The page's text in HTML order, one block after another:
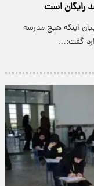
رایگان است
اینکه هیچ مدرسه
گفت:…